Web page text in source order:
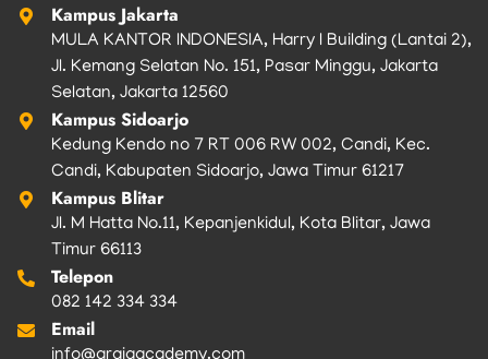
Kampus Jakarta
MULA KANTOR INDONESIA, Harry I Building (Lantai 2),
Jl. Kemang Selatan No. 151, Pasar Minggu, Jakarta
Selatan, Jakarta 12560
Kampus Sidoarjo
Kedung Kendo no 7 RT 006 RW 002, Candi, Kec.
Candi, Kabupaten Sidoarjo, Jawa Timur 61217
Kampus Blitar
Jl. M Hatta No.11, Kepanjenkidul, Kota Blitar, Jawa
Timur 66113
Telepon
082 142 334 334
Email